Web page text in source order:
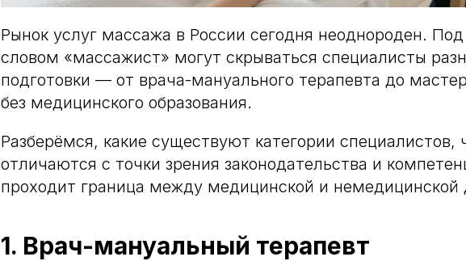
Рынок услуг массажа в России сегодня неоднороден.
словом «массажист» могут скрываться специалисты
подготовки — от врача-мануального терапевта до
без медицинского образования.
Разберёмся, какие существуют категории специалистов,
отличаются с точки зрения законодательства и
проходит граница между медицинской и немедицинской
1. Врач-мануальный терапевт